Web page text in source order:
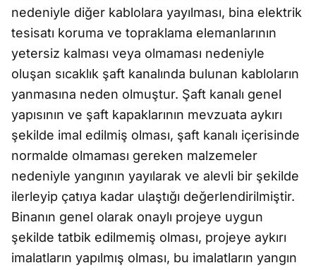
nedeniyle diğer kablolara yayılması, bina elektrik
tesisatı koruma ve topraklama elemanlarının
yetersiz kalması veya olmaması nedeniyle
oluşan sıcaklık şaft kanalında bulunan kabloların
yanmasına neden olmuştur. Şaft kanalı genel
yapısının ve şaft kapaklarının mevzuata aykırı
şekilde imal edilmiş olması, şaft kanalı içerisinde
normalde olmaması gereken malzemeler
nedeniyle yangının yayılarak ve alevli bir şekilde
ilerleyip çatıya kadar ulaştığı değerlendirilmiştir.
Binanın genel olarak onaylı projeye uygun
şekilde tatbik edilmemiş olması, projeye aykırı
imalatların yapılmış olması, bu imalatların yangın